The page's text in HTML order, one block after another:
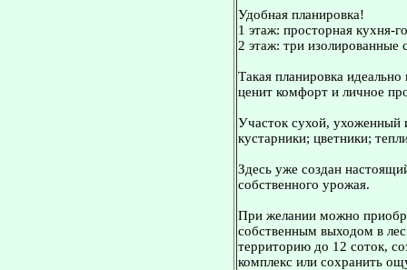
Удобная планировка!
1 этаж: просторная кухня-
2 этаж: три изолированные
Такая планировка
ценит комфорт и личное
Участок сухой, ухоженный
кустарники; цветники;
Здесь уже создан
собственного урожая.
При желании можно
собственным выходом в
территорию до 12 соток,
комплекс или сохранить